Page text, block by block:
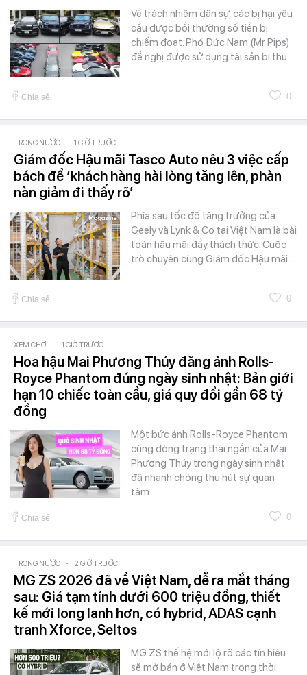
Về trách nhiệm dân sự, các bị hại yêu
cầu được bồi thường số tiền bị
chiếm đoạt. Phó Đức Nam (Mr Pips)
đề nghị được sử dụng tài sản bị thu…
Chia sẻ 0
TRONG NƯỚC - 1 GIỜ TRƯỚC
Giám đốc Hậu mãi Tasco Auto nêu 3 việc cấp
bách để ‘khách hàng hài lòng tăng lên, phàn
nàn giảm đi thấy rõ’
Phía sau tốc độ tăng trưởng của
Geely và Lynk & Co tại Việt Nam là bài
toán hậu mãi đầy thách thức. Cuộc
trò chuyện cùng Giám đốc Hậu mãi…
Chia sẻ 0
XEM CHƠI - 1 GIỜ TRƯỚC
Hoa hậu Mai Phương Thúy đăng ảnh Rolls-
Royce Phantom đúng ngày sinh nhật: Bản giới
hạn 10 chiếc toàn cầu, giá quy đổi gần 68 tỷ
đồng
Một bức ảnh Rolls-Royce Phantom
cùng dòng trạng thái ngắn của Mai
Phương Thúy trong ngày sinh nhật
đã nhanh chóng thu hút sự quan
tâm…
Chia sẻ 0
TRONG NƯỚC - 2 GIỜ TRƯỚC
MG ZS 2026 đã về Việt Nam, dễ ra mắt tháng
sau: Giá tạm tính dưới 600 triệu đồng, thiết
kế mới long lanh hơn, có hybrid, ADAS cạnh
tranh Xforce, Seltos
MG ZS thế hệ mới lộ rõ các tín hiệu
sẽ mở bán ở Việt Nam trong thời